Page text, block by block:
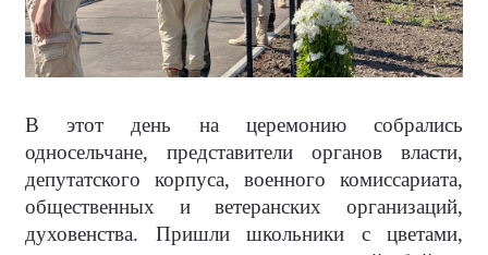
В этот день на церемонию собрались
односельчане, представители органов власти,
депутатского корпуса, военного комиссариата,
общественных и ветеранских организаций,
духовенства. Пришли школьники с цветами,